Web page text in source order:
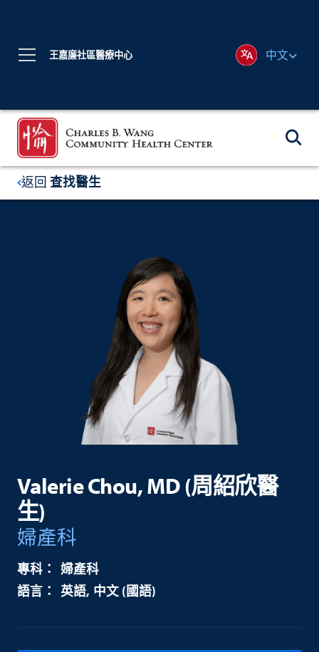
王嘉廉社區醫療中心 中文
返回 查找醫生
Valerie Chou, MD (周紹欣醫
生)
婦產科
婦產科
英語 中文 (國語)